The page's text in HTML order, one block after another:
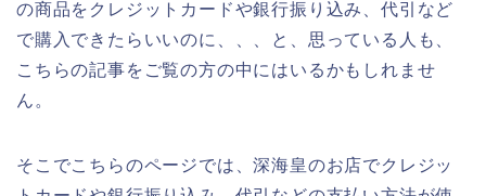
の商品をクレジットカードや銀行振り込み、代引など
で購入できたらいいのに、、、と、思っている人も、
こちらの記事をご覧の方の中にはいるかもしれませ
ん。
そこでこちらのページでは、深海皇のお店でクレジッ